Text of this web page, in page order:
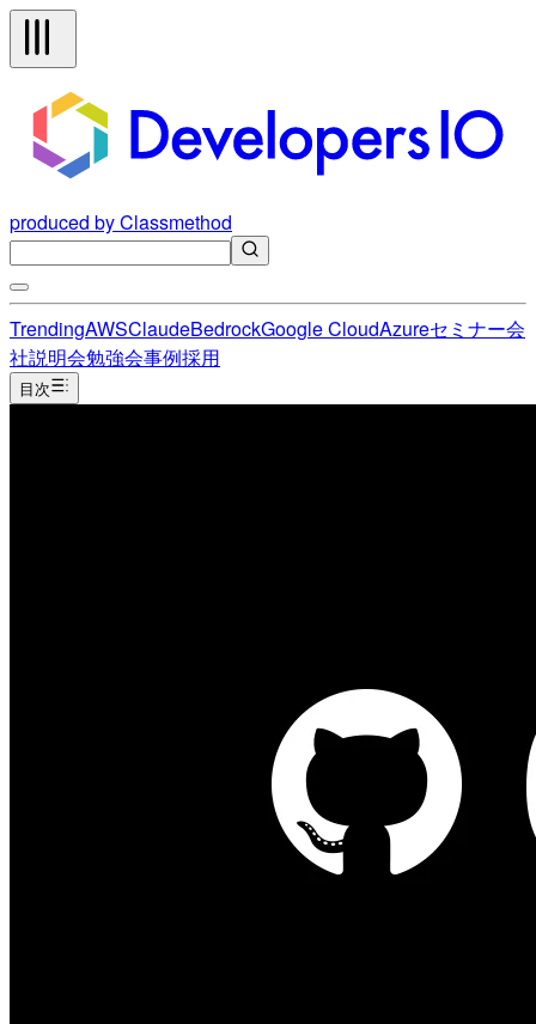
produced by Classmethod
TrendingAWSClaudeBedrockGoogle CloudAzureセミナー会
社説明会勉強会事例採用
目次